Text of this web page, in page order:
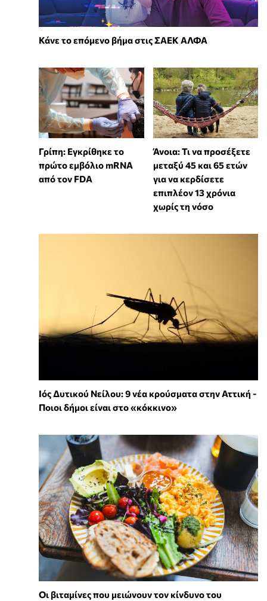
Κάνε το επόμενο βήμα στις ΣΑΕΚ ΑΛΦΑ
Γρίπη: Εγκρίθηκε το
πρώτο εμβόλιο mRNA
από τον FDA
Άνοια: Τι να προσέξετε
μεταξύ 45 και 65 ετών
για να κερδίσετε
επιπλέον 13 χρόνια
χωρίς τη νόσο
Ιός Δυτικού Νείλου: 9 νέα κρούσματα στην Αττική -
Ποιοι δήμοι είναι στο «κόκκινο»
Οι βιταμίνες που μειώνουν τον κίνδυνο του